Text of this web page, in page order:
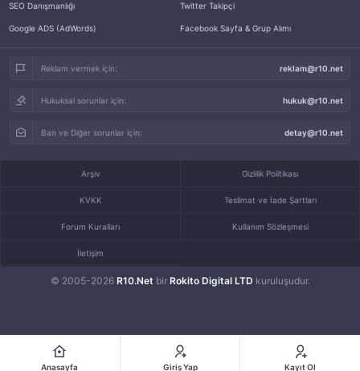
SEO Danışmanlığı
Google ADS (AdWords)
Twitter Takipçi
Facebook Sayfa & Grup Alımı
Reklam vermek için: reklam@r10.net
Hukuksal sorunlar için: hukuk@r10.net
Ban ve Diğer sorunlar için: detay@r10.net
© 2005-2026 R10.Net bir Rokito Digital LTD kuruluşudur.
Arşiv Gizlilik Politikası
KVKK Teslimat ve İade Şartları
Forum Kuralları Kullanım Sözleşmesi
İletişim
Anasayfa Giriş Yap Kayıt Ol